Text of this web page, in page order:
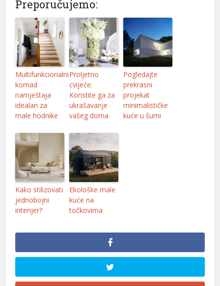
Preporučujemo:
Multifunkcionalni
komad
namještaja
idealan za
male hodnike
Proljetno
cvijeće:
Koristite ga za
ukrašavanje
vašeg doma
Pogledajte
prekrasni
projekat
minimalističke
kuće u šumi
Kako stilizovati
jednobojni
interijer?
Ekološke male
kuće na
točkovima